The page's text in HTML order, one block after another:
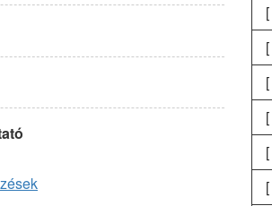
[
[
[
[
[
[